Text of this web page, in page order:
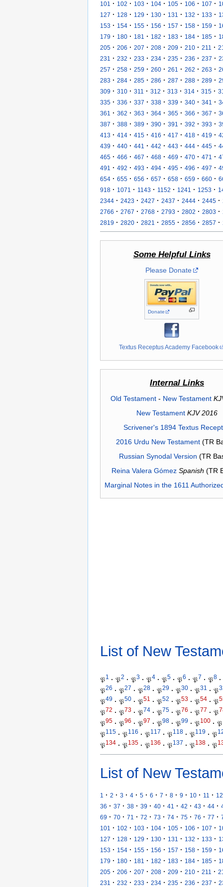
101 · 102 · 103 · 104 · 105 · 106 · 107 ·
127 · 128 · 129 · 130 · 131 · 132 · 133 ·
153 · 154 · 155 · 156 · 157 · 158 · 159 ·
179 · 180 · 181 · 182 · 183 · 184 · 185 ·
205 · 206 · 207 · 208 · 209 · 210 · 211 ·
231
· 232 · 233 · 234 · 235 · 236 · 237 ·
257 · 258 · 259 · 260 · 261 · 262 · 263 ·
283 · 284 · 285 · 286 · 287 · 288 · 289 ·
309 · 310 · 311 · 312 · 313 · 314 · 315 ·
335 · 336 · 337 · 338 · 339 · 340 · 341 ·
361
· 362 · 363 · 364 · 365 · 366 · 367 ·
387 · 388 · 389 · 390 · 391 · 392 · 393 ·
413 · 414 · 415 · 416 · 417 · 418 · 419 ·
439 · 440 · 441 · 442 · 443 · 444 · 445 ·
465 · 466 · 467 · 468 · 469 · 470 · 471 ·
491
· 492 · 493 · 494 · 495 · 496 · 497 ·
654 · 655 · 656 · 657 · 658 · 659 · 660 ·
918 · 1071 · 1143 · 1152 · 1241 · 1253 ·
2344 · 2423 · 2427 · 2437 · 2444 · 2445 ·
2766 · 2767 · 2768 · 2793 · 2802 · 2803 ·
2819 · 2820 · 2821 · 2855 · 2856 · 2857 ·
Some Helpful Links
Please Donate
Donate
Textus Receptus Academy Facebook
Internal Links
Old Testament- New Testament
New Testament KJV 2016
Scrivener's 1894 Textus
2016 Urdu New Testament(TR
Russian Synodal Version (TR
Reina Valera Gómez Spanish (TR
Marginal Notes in the 1611
List of New
𝔓1 · 𝔓2 · 𝔓3 · 𝔓4 · 𝔓5 · 𝔓6 · 𝔓7 · 𝔓8 ·
𝔓26 · 𝔓27 · 𝔓28 · 𝔓29 · 𝔓30 · 𝔓31 · 𝔓
𝔓49 · 𝔓50 · 𝔓51 · 𝔓52 · 𝔓53 · 𝔓54 · 𝔓
𝔓72 · 𝔓73 · 𝔓74 · 𝔓75 · 𝔓76 · 𝔓77 · 𝔓
𝔓95 · 𝔓96 · 𝔓97 · 𝔓98 · 𝔓99 · 𝔓100 · 𝔓
𝔓115 · 𝔓116 · 𝔓117 · 𝔓118 · 𝔓119 · 𝔓
𝔓134 · 𝔓135 · 𝔓136 · 𝔓137 · 𝔓138 · 𝔓
List of New
1 · 2 · 3 · 4 · 5 · 6 · 7 · 8 · 9 · 10 · 11 · 12
36 · 37 · 38 · 39 · 40 · 41 · 42 · 43 · 44 ·
69 · 70 · 71 · 72 · 73 · 74 · 75 · 76 · 77 ·
101
· 102 · 103 · 104 · 105 · 106 · 107 ·
127 · 128 · 129 · 130 · 131 · 132 · 133 ·
153 · 154 · 155 · 156 · 157 · 158 · 159 ·
179 · 180 · 181 · 182 · 183 · 184 · 185 ·
205 · 206 · 207 · 208 · 209 · 210 · 211 ·
231
· 232 · 233 · 234 · 235 · 236 · 237 ·